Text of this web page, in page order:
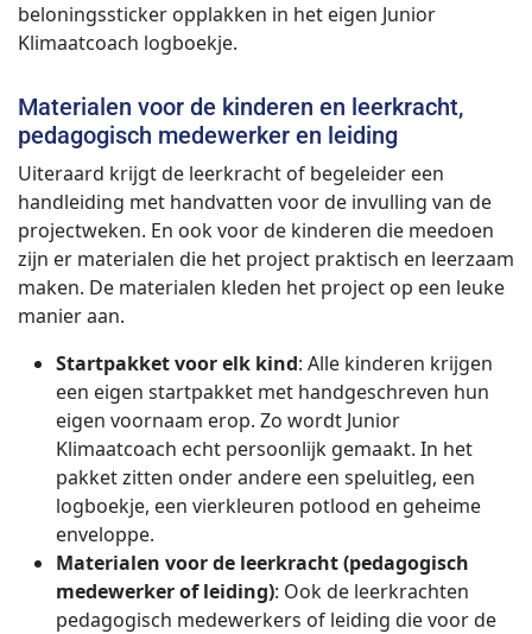
beloningssticker opplakken in het eigen Junior
Klimaatcoach logboekje.
Materialen voor de kinderen en leerkracht,
pedagogisch medewerker en leiding
Uiteraard krijgt de leerkracht of begeleider een
handleiding met handvatten voor de invulling van de
projectweken. En ook voor de kinderen die meedoen
zijn er materialen die het project praktisch en leerzaam
maken. De materialen kleden het project op een leuke
manier aan.
Startpakket voor elk kind: Alle kinderen krijgen
een eigen startpakket met handgeschreven hun
eigen voornaam erop. Zo wordt Junior
Klimaatcoach echt persoonlijk gemaakt. In het
pakket zitten onder andere een speluitleg, een
logboekje, een vierkleuren potlood en geheime
enveloppe.
Materialen voor de leerkracht (pedagogisch
medewerker of leiding): Ook de leerkrachten
pedagogisch medewerkers of leiding die voor de